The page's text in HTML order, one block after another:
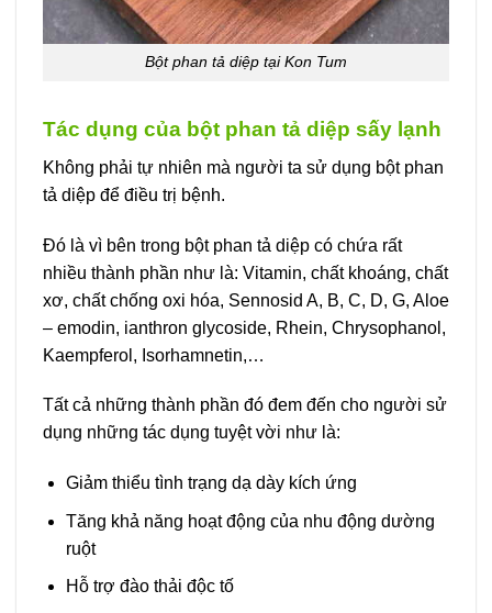
Bột phan tả diệp tại Kon Tum
Tác dụng của bột phan tả diệp sấy lạnh
Không phải tự nhiên mà người ta sử dụng bột phan
tả diệp để điều trị bệnh.
Đó là vì bên trong bột phan tả diệp có chứa rất
nhiều thành phần như là: Vitamin, chất khoáng, chất
xơ, chất chống oxi hóa, Sennosid A, B, C, D, G, Aloe
– emodin, ianthron glycoside, Rhein, Chrysophanol,
Kaempferol, Isorhamnetin,…
Tất cả những thành phần đó đem đến cho người sử
dụng những tác dụng tuyệt vời như là:
Giảm thiểu tình trạng dạ dày kích ứng
Tăng khả năng hoạt động của nhu động dường
ruột
Hỗ trợ đào thải độc tố